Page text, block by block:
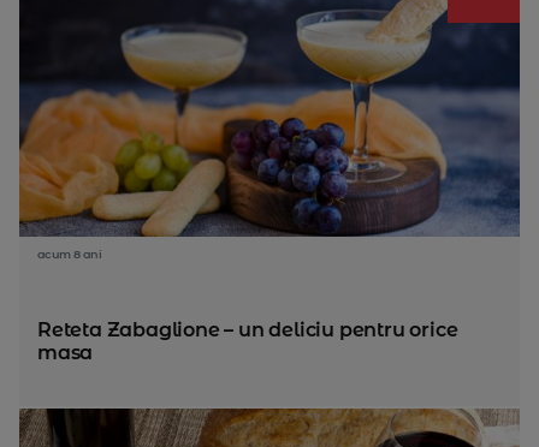
acum 8 ani
Reteta Zabaglione – un deliciu pentru orice
masa